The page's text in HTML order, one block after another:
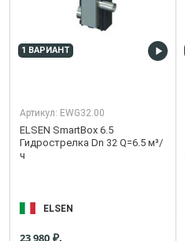
1 ВАРИАНТ
Артикул: EWG32.00
ELSEN SmartBox 6.5
Гидрострелка Dn 32 Q=6.5 м³/
ч
ELSEN
23 980 ₽.